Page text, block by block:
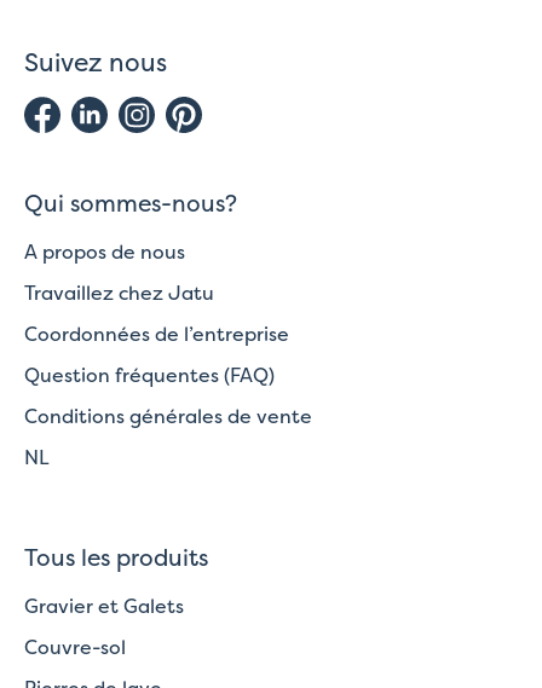
Suivez nous
Qui sommes-nous?
A propos de nous
Travaillez chez Jatu
Coordonnées de l’entreprise
Question fréquentes (FAQ)
Conditions générales de vente
NL
Tous les produits
Gravier et Galets
Couvre-sol